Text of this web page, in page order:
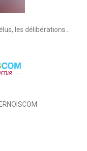
les délibérations…